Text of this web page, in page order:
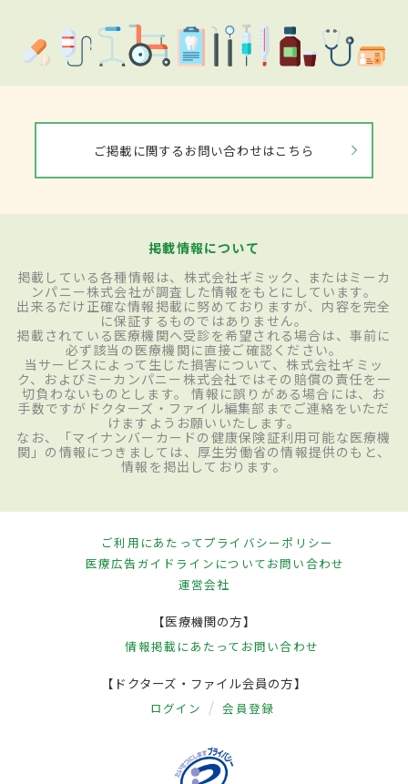
ご掲載に関するお問い合わせはこちら
掲載情報について
掲載している各種情報は、株式会社ギミック、またはミーカ
ンパニー株式会社が調査した情報をもとにしています。
出来るだけ正確な情報掲載に努めておりますが、内容を完全
に保証するものではありません。
掲載されている医療機関へ受診を希望される場合は、事前に
必ず該当の医療機関に直接ご確認ください。
当サービスによって生じた損害について、株式会社ギミッ
ク、およびミーカンパニー株式会社ではその賠償の責任を一
切負わないものとします。 情報に誤りがある場合には、お
手数ですがドクターズ・ファイル編集部までご連絡をいただ
けますようお願いいたします。
なお、「マイナンバーカードの健康保険証利用可能な医療機
関」の情報につきましては、厚生労働省の情報提供のもと、
情報を掲出しております。
ご利用にあたってプライバシーポリシー
医療広告ガイドラインについてお問い合わせ
運営会社
【医療機関の方】
情報掲載にあたって お問い合わせ
【ドクターズ・ファイル会員の方】
ログイン 会員登録